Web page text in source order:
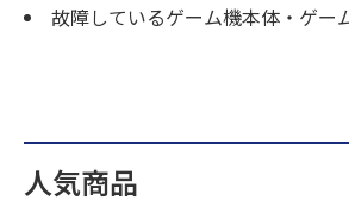
故障しているゲーム機本体・ゲー
人気商品